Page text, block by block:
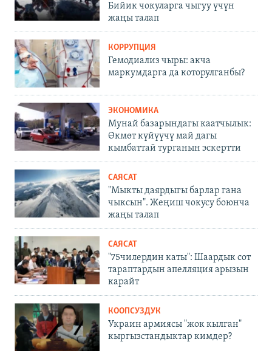
Бийик чокуларга чыгуу үчүн
жаңы талап
КОРРУПЦИЯ
Гемодиализ чыры: акча
маркумдарга да которулганбы?
ЭКОНОМИКА
Мунай базарындагы каатчылык:
Өкмөт күйүүчү май дагы
кымбаттай турганын эскертти
САЯСАТ
"Мыкты даярдыгы барлар гана
чыксын". Жеңиш чокусу боюнча
жаңы талап
САЯСАТ
"75чилердин каты": Шаардык сот
тараптардын апелляция арызын
карайт
КООПСУЗДУК
Украин армиясы "жок кылган"
кыргызстандыктар кимдер?